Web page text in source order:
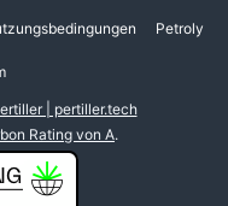
Petroly
| pertiller.tech
Rating von A.